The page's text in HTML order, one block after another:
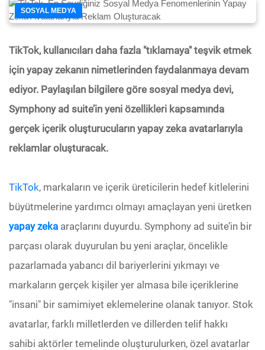
SOSYAL MEDYA
TikTok, kullanıcıları daha fazla "tıklamaya" teşvik etmek
için yapay zekanın nimetlerinden faydalanmaya devam
ediyor. Paylaşılan bilgilere göre sosyal medya devi,
Symphony ad suite’in yeni özellikleri kapsamında
gerçek içerik oluşturucuların yapay zeka avatarlarıyla
reklamlar oluşturacak.
TikTok, markaların ve içerik üreticilerin hedef kitlelerini
büyütmelerine yardımcı olmayı amaçlayan yeni üretken
yapay zeka araçlarını duyurdu. Symphony ad suite’in bir
parçası olarak duyurulan bu yeni araçlar, öncelikle
pazarlamada yabancı dil bariyerlerini yıkmayı ve
markaların gerçek kişiler yer almasa bile içeriklerine
"insani" bir samimiyet eklemelerine olanak tanıyor. Stok
avatarlar, farklı milletlerden ve dillerden telif hakkı
sahibi aktörler temelinde oluşturulurken, özel avatarlar